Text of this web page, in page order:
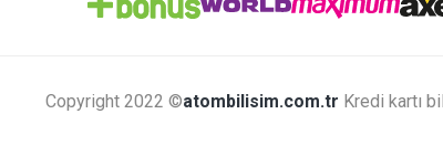
Copyright 2022 ©atombilisim.com.tr Kredi kartı